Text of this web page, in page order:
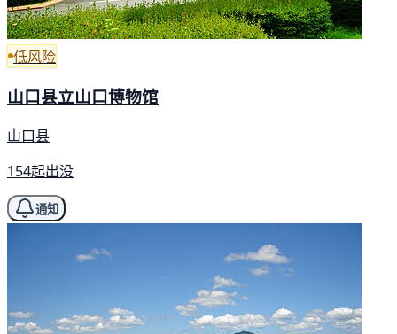
低风险
山口县立山口博物馆
山口县
154起出没
通知